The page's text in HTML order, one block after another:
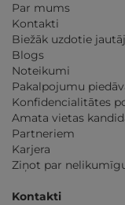
Par mums
Kontakti
Biežāk uzdotie
Blogs
Noteikumi
Pakalpojumu
Konfidencialitātes
Amata vietas
Partneriem
Karjera
Ziņot par
Kontakti